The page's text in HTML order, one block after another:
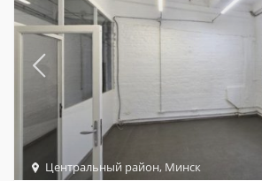
Центральный район, Минск